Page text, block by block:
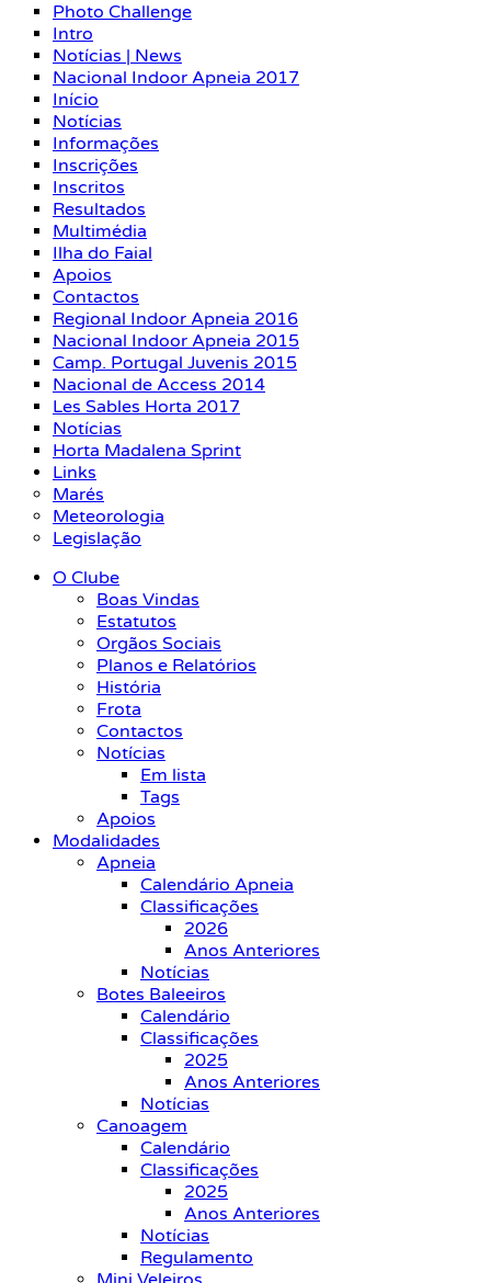
Photo Challenge
Intro
Notícias | News
Nacional Indoor Apneia 2017
Início
Notícias
Informações
Inscrições
Inscritos
Resultados
Multimédia
Ilha do Faial
Apoios
Contactos
Regional Indoor Apneia 2016
Nacional Indoor Apneia 2015
Camp. Portugal Juvenis 2015
Nacional de Access 2014
Les Sables Horta 2017
Notícias
Horta Madalena Sprint
Links
Marés
Meteorologia
Legislação
O Clube
Boas Vindas
Estatutos
Orgãos Sociais
Planos e Relatórios
História
Frota
Contactos
Notícias
Em lista
Tags
Apoios
Modalidades
Apneia
Calendário Apneia
Classificações
2026
Anos Anteriores
Notícias
Botes Baleeiros
Calendário
Classificações
2025
Anos Anteriores
Notícias
Canoagem
Calendário
Classificações
2025
Anos Anteriores
Notícias
Regulamento